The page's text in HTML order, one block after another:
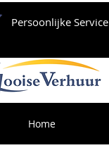
Home
Persoonlijke Service